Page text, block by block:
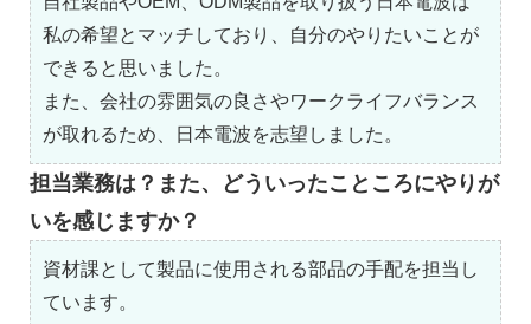
私の希望とマッチしており、自分のやりたいことが
できると思いました。
また、会社の雰囲気の良さやワークライフバランス
が取れるため、日本電波を志望しました。
担当業務は？また、どういったこところにやりが
いを感じますか？
資材課として製品に使用される部品の手配を担当し
ています。